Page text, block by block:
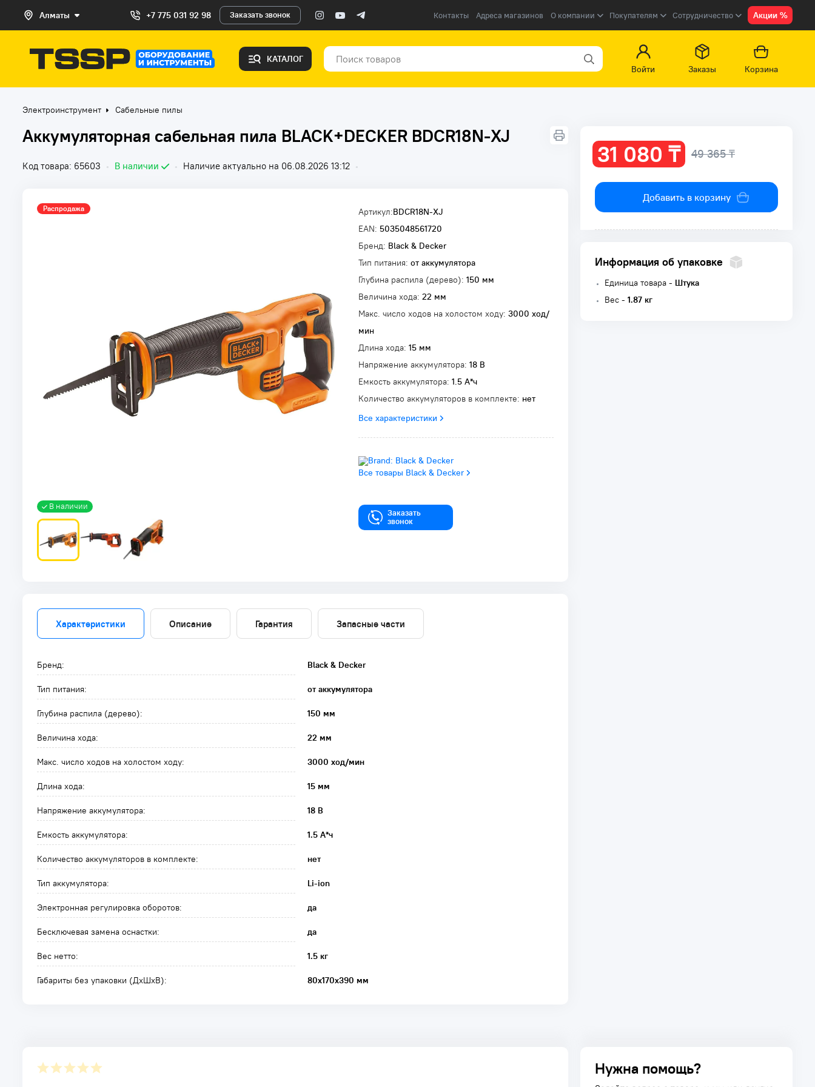
Алматы +7 775 031 92 98 Заказать звонок Контакты Адреса магазинов О компании Покупателям Сотрудничество Акции %
КАТАЛОГ
Войти
Заказы Корзина
Электроинструмент Сабельные пилы
Аккумуляторная сабельная пила BLACK+DECKER BDCR18N-XJ
Код товара: 65603 • В наличии • Наличие актуально на 06.08.2026 13:12 •
В наличии
Распродажа Артикул:BDCR18N-XJ
EAN: 5035048561720
Бренд: Black & Decker
Тип питания: от аккумулятора
Глубина распила (дерево): 150 мм
Величина хода: 22 мм
Макс. число ходов на холостом ходу: 3000 ход/
мин
Длина хода: 15 мм
Напряжение аккумулятора: 18 В
Емкость аккумулятора: 1.5 А*ч
Количество аккумуляторов в комплекте: нет
Все характеристики
Все товары Black & Decker
Заказать
звонок
31 080 ₸ 49 365 ₸
Добавить в корзину
Информация об упаковке
Единица товара - Штука
Вес - 1.87 кг
Характеристики Описание Гарантия Запасные части
Бренд: Black & Decker
Тип питания: от аккумулятора
Глубина распила (дерево): 150 мм
Величина хода: 22 мм
Макс. число ходов на холостом ходу: 3000 ход/мин
Длина хода: 15 мм
Напряжение аккумулятора: 18 В
Емкость аккумулятора: 1.5 А*ч
Количество аккумуляторов в комплекте: нет
Тип аккумулятора: Li-ion
Электронная регулировка оборотов: да
Бесключевая замена оснастки: да
Вес нетто: 1.5 кг
Габариты без упаковки (ДxШxВ): 80х170х390 мм
Нужна помощь?